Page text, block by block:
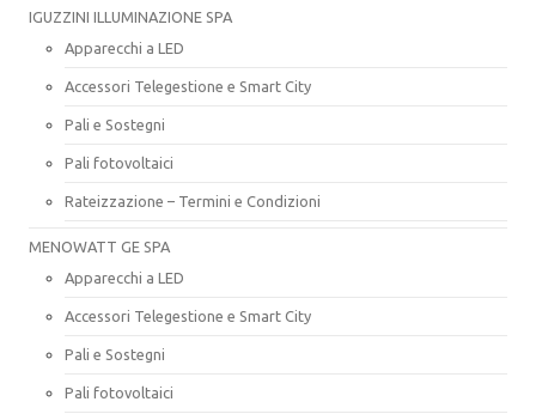
IGUZZINI ILLUMINAZIONE SPA
Apparecchi a LED
Accessori Telegestione e Smart City
Pali e Sostegni
Pali fotovoltaici
Rateizzazione – Termini e Condizioni
MENOWATT GE SPA
Apparecchi a LED
Accessori Telegestione e Smart City
Pali e Sostegni
Pali fotovoltaici